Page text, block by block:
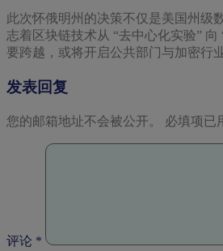
此次怀俄明州的决策不仅是美国州级
志着区块链技术从 “去中心化实验” 向
要跨越，或将开启公共部门与加密行
发表回复
您的邮箱地址不会被公开。 必填项已
评论 *